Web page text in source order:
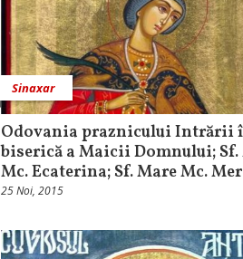
Sinaxar
Odovania praznicului Intrării
biserică a Maicii Domnului; Sf.
Mc. Ecaterina; Sf. Mare Mc.
25 Noi, 2015